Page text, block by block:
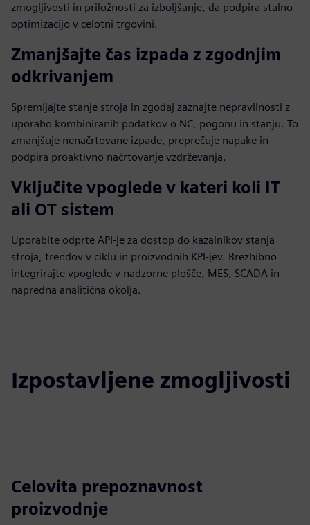
zmogljivosti in priložnosti za izboljšanje, da podpira stalno
optimizacijo v celotni trgovini.
Zmanjšajte čas izpada z zgodnjim
odkrivanjem
Spremljajte stanje stroja in zgodaj zaznajte nepravilnosti z
uporabo kombiniranih podatkov o NC, pogonu in stanju. To
zmanjšuje nenačrtovane izpade, preprečuje napake in
podpira proaktivno načrtovanje vzdrževanja.
Vključite vpoglede v kateri koli IT
ali OT sistem
Uporabite odprte API-je za dostop do kazalnikov stanja
stroja, trendov v ciklu in proizvodnih KPI-jev. Brezhibno
integrirajte vpoglede v nadzorne plošče, MES, SCADA in
napredna analitična okolja.
Izpostavljene zmogljivosti
Celovita prepoznavnost
proizvodnje